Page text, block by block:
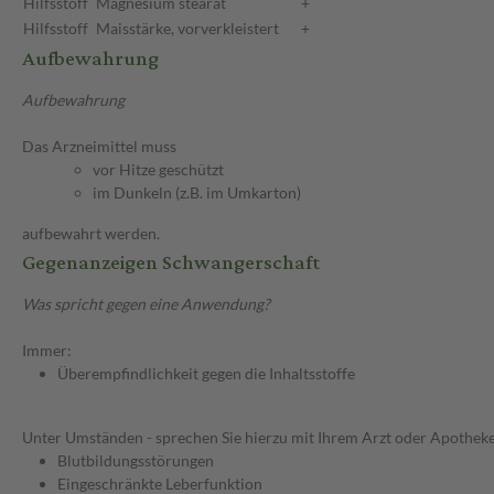
Hilfsstoff Maisstärke, vorverkleistert +
Aufbewahrung
Aufbewahrung
Das Arzneimittel muss
vor Hitze geschützt
im Dunkeln (z.B. im Umkarton)
aufbewahrt werden.
Gegenanzeigen Schwangerschaft
Was spricht gegen eine Anwendung?
Immer:
Überempfindlichkeit gegen die Inhaltsstoffe
Unter Umständen - sprechen Sie hierzu mit Ihrem Arzt oder
Blutbildungsstörungen
Eingeschränkte Leberfunktion